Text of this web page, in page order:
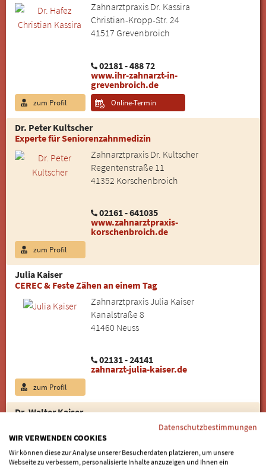
Zahnarztpraxis Dr. Kassira
Christian-Kropp-Str. 24
41517 Grevenbroich
02181 - 488 72
www.ihr-zahnarzt-in-
grevenbroich.de
zum Profil Online-Termin
Dr. Peter Kultscher
Experte für Seniorenzahnmedizin
Zahnarztpraxis Dr. Kultscher
Regentenstraße 11
41352 Korschenbroich
02161 - 641035
www.zahnarztpraxis-
korschenbroich.de
zum Profil
Julia Kaiser
CEREC & Feste Zähen an einem Tag
Zahnarztpraxis Julia Kaiser
Kanalstraße 8
41460 Neuss
02131 - 24141
zahnarzt-julia-kaiser.de
zum Profil
Dr. Walter Kaiser
Implantologie und zahnärztliche Chirurgie
Kieferpraxis Neuss
Hafenstraße 58-60
Datenschutzbestimmungen
WIR VERWENDEN COOKIES
Wir können diese zur Analyse unserer Besucherdaten platzieren, um unsere
Webseite zu verbessern, personalisierte Inhalte anzuzeigen und Ihnen ein